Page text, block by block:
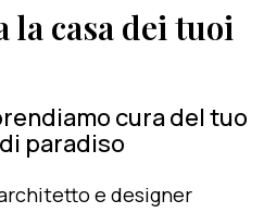
la casa dei tuoi
cura del tuo
paradiso
e designer